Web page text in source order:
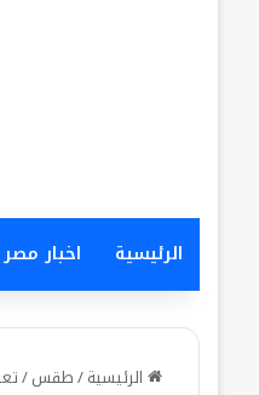
الرئيسية اخبار مصر
الرئيسية/طقس/